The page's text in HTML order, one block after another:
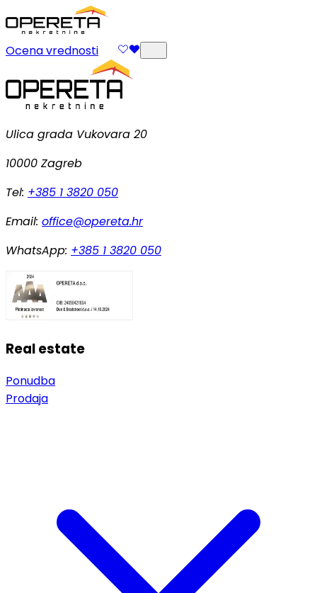
Ocena vrednosti
Ulica grada Vukovara 20
10000 Zagreb
Tel: +385 1 3820 050
Email: office@opereta.hr
WhatsApp: +385 1 3820 050
Real estate
Ponudba
Prodaja